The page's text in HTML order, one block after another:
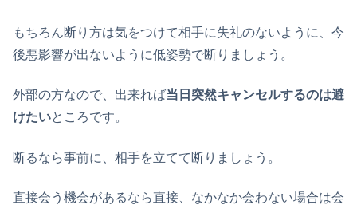
もちろん断り方は気をつけて相手に失礼のないように、今
後悪影響が出ないように低姿勢で断りましょう。
外部の方なので、出来れば当日突然キャンセルするのは避
けたいところです。
断るなら事前に、相手を立てて断りましょう。
直接会う機会があるなら直接、なかなか会わない場合は会